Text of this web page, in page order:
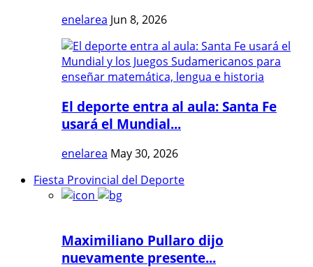
enelarea Jun 8, 2026
El deporte entra al aula: Santa Fe
usará el Mundial...
enelarea May 30, 2026
Fiesta Provincial del Deporte
Maximiliano Pullaro dijo
nuevamente presente...